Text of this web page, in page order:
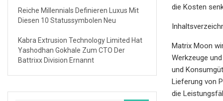
Reiche Millennials Definieren Luxus Mit
Diesen 10 Statussymbolen Neu
Kabra Extrusion Technology Limited Hat
Yashodhan Gokhale Zum CTO Der
Battrixx Division Ernannt
die Kosten
Matrix Moon
Werkzeuge
und
Lieferung von
die